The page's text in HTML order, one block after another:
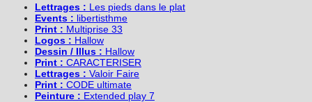
Lettrages : Les pieds dans le plat
Events : libertisthme
Print : Multiprise 33
Logos : Hallow
Dessin / Illus : Hallow
Print : CARACTERISER
Lettrages : Valoir Faire
Print : CODE ultimate
Peinture : Extended play 7